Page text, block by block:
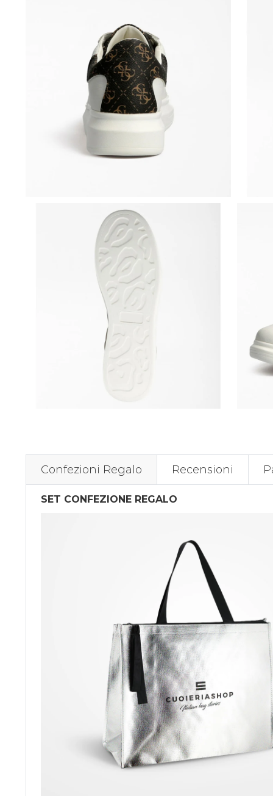
Confezioni Regalo Recensioni
SET CONFEZIONE REGALO